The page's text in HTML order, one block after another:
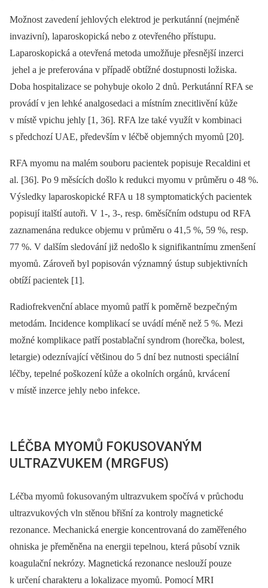
Možnost zavedení jehlových elektrod je perkutánní (nejméně
invazivní), laparoskopická nebo z otevřeného přístupu.
Laparoskopická a otevřená metoda umožňuje přesnější inzerci
jehel a je preferována v případě obtížné dostupnosti ložiska.
Doba hospitalizace se pohybuje okolo 2 dnů. Perkutánní RFA se
provádí v jen lehké analgosedaci a místním znecitlivění kůže
v místě vpichu jehly [1, 36]. RFA lze také využít v kombinaci
s předchozí UAE, především v léčbě objemných myomů [20].
RFA myomu na malém souboru pacientek popisuje Recaldini et
al. [36]. Po 9 měsících došlo k redukci myomu v průměru o 48 %.
Výsledky laparoskopické RFA u 18 symptomatických pacientek
popisují italští autoři. V 1-, 3-, resp. 6měsíčním odstupu od RFA
zaznamenána redukce objemu v průměru o 41,5 %, 59 %, resp.
77 %. V dalším sledování již nedošlo k signifikantnímu zmenšení
myomů. Zároveň byl popisován významný ústup subjektivních
obtíží pacientek [1].
Radiofrekvenční ablace myomů patří k poměrně bezpečným
metodám. Incidence komplikací se uvádí méně než 5 %. Mezi
možné komplikace patří postablační syndrom (horečka, bolest,
letargie) odeznívající většinou do 5 dní bez nutnosti speciální
léčby, tepelné poškození kůže a okolních orgánů, krvácení
v místě inzerce jehly nebo infekce.
LÉČBA MYOMŮ FOKUSOVANÝM
ULTRAZVUKEM (MRGFUS)
Léčba myomů fokusovaným ultrazvukem spočívá v průchodu
ultrazvukových vln stěnou břišní za kontroly magnetické
rezonance. Mechanická energie koncentrovaná do zaměřeného
ohniska je přeměněna na energii tepelnou, která působí vznik
koagulační nekrózy. Magnetická rezonance neslouží pouze
k určení charakteru a lokalizace myomů. Pomocí MRI